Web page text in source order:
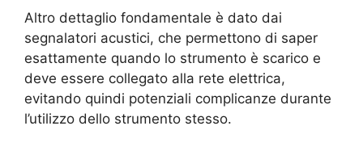
Altro dettaglio fondamentale è dato dai
segnalatori acustici, che permettono di saper
esattamente quando lo strumento è scarico e
deve essere collegato alla rete elettrica,
evitando quindi potenziali complicanze durante
l’utilizzo dello strumento stesso.